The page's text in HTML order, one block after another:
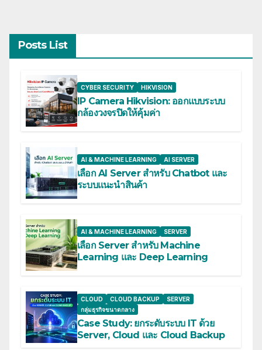
Posts List
CYBER SECURITY HIKVISION
IP Camera Hikvision: ออกแบบระบบ
กล้องวงจรปิดให้คุ้มค่า
AI & MACHINE LEARNING AI SERVER
เลือก AI Server สำหรับ Chatbot และ
ระบบแนะนำสินค้า
AI & MACHINE LEARNING SERVER
เลือก Server สำหรับ Machine
Learning และ Deep Learning
CLOUD CLOUD BACKUP
SERVER
กลุ่มธุรกิจขนาดกลาง
Case Study: ยกระดับระบบ IT ด้วย
Server, Cloud และ Cloud Backup